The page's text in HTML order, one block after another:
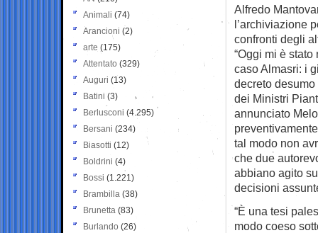
Alfredo
l’archiviazione
confronti degli
“Oggi mi è
caso Almasri: i
decreto
dei Ministri
annunciato
tal modo non
che due
abbiano agito
decisioni
“È una tesi
modo coeso
Animali (74)
Arancioni (2)
arte (175)
Attentato (329)
Auguri (13)
Batini (3)
Berlusconi (4.295)
Bersani (234)
Biasotti (12)
Boldrini (4)
Bossi (1.221)
Brambilla (38)
Brunetta (83)
Burlando (26)